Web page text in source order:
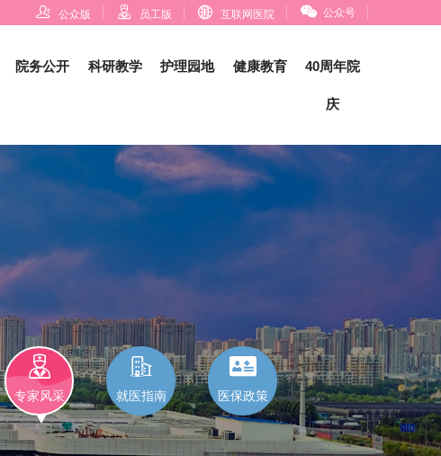
 公众版  员工版  互联网医院  公众号
院务公开 科研教学 护理园地 健康教育 40周年院
庆

专家风采

就医指南

医保政策